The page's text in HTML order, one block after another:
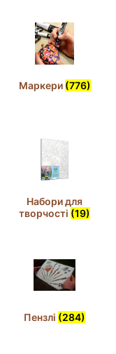
Маркери (776)
Набори для
творчості (19)
Пензлі (284)